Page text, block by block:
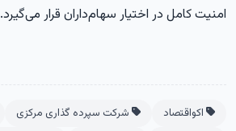
امنیت کامل در اختیار سهام‌داران قرار می‌گیرد.
اکواقتصاد شرکت سپرده گذاری مرکزی